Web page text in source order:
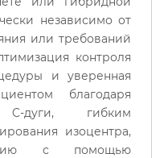
независимо от
или требований
контроля
и уверенная
благодаря
дуги, гибким
изоцентра,
с помощью